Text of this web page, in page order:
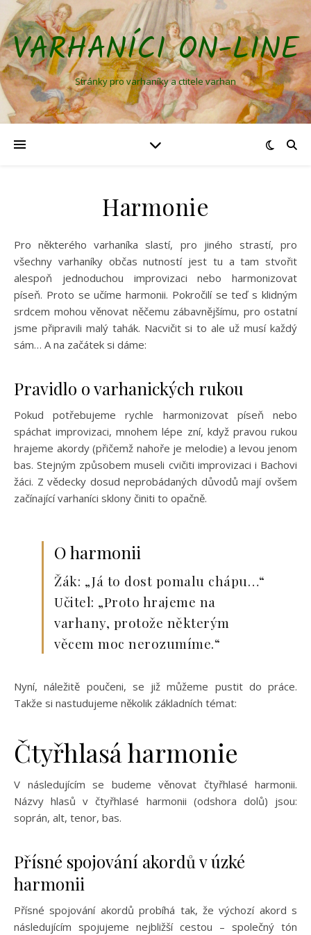
VARHANÍCI ON-LINE
Stránky pro varhaníky a ctitele varhan
Harmonie
Pro některého varhaníka slastí, pro jiného strastí, pro
všechny varhaníky občas nutností jest tu a tam stvořit
alespoň jednoduchou improvizaci nebo harmonizovat
píseň. Proto se učíme harmonii. Pokročilí se teď s klidným
srdcem mohou věnovat něčemu zábavnějšímu, pro ostatní
jsme připravili malý tahák. Nacvičit si to ale už musí každý
sám… A na začátek si dáme:
Pravidlo o varhanických rukou
Pokud potřebujeme rychle harmonizovat píseň nebo
spáchat improvizaci, mnohem lépe zní, když pravou rukou
hrajeme akordy (přičemž nahoře je melodie) a levou jenom
bas. Stejným způsobem museli cvičiti improvizaci i Bachovi
žáci. Z vědecky dosud neprobádaných důvodů mají ovšem
začínající varhaníci sklony činiti to opačně.
O harmonii
Žák: „Já to dost pomalu chápu…“
Učitel: „Proto hrajeme na
varhany, protože některým
věcem moc nerozumíme.“
Nyní, náležitě poučeni, se již můžeme pustit do práce.
Takže si nastudujeme několik základních témat:
Čtyřhlasá harmonie
V následujícím se budeme věnovat čtyřhlasé harmonii.
Názvy hlasů v čtyřhlasé harmonii (odshora dolů) jsou:
soprán, alt, tenor, bas.
Přísné spojování akordů v úzké
harmonii
Přísné spojování akordů probíhá tak, že výchozí akord s
následujícím spojujeme nejbližší cestou – společný tón